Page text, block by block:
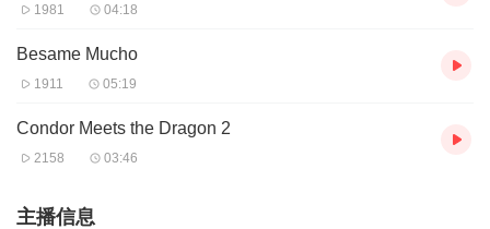
1981 04:18
Besame Mucho
1911 05:19
Condor Meets the Dragon 2
2158 03:46
主播信息